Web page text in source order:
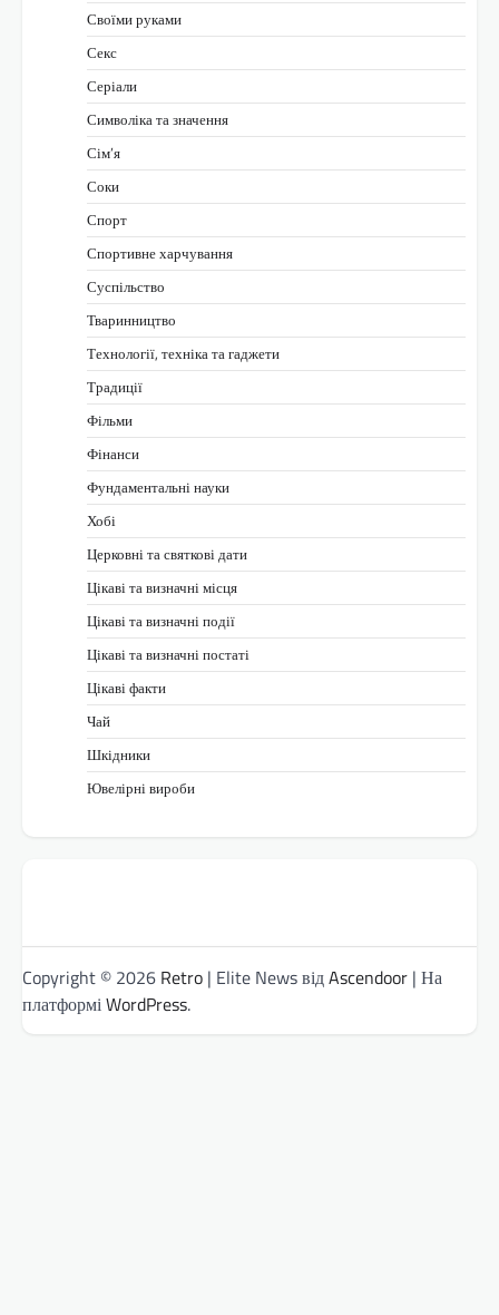
Своїми руками
Секс
Серіали
Символіка та значення
Сім’я
Соки
Спорт
Спортивне харчування
Суспільство
Тваринництво
Технології, техніка та гаджети
Традиції
Фільми
Фінанси
Фундаментальні науки
Хобі
Церковні та святкові дати
Цікаві та визначні місця
Цікаві та визначні події
Цікаві та визначні постаті
Цікаві факти
Чай
Шкідники
Ювелірні вироби
Copyright © 2026 Retro | Elite News відAscendoor | На
платформіWordPress.